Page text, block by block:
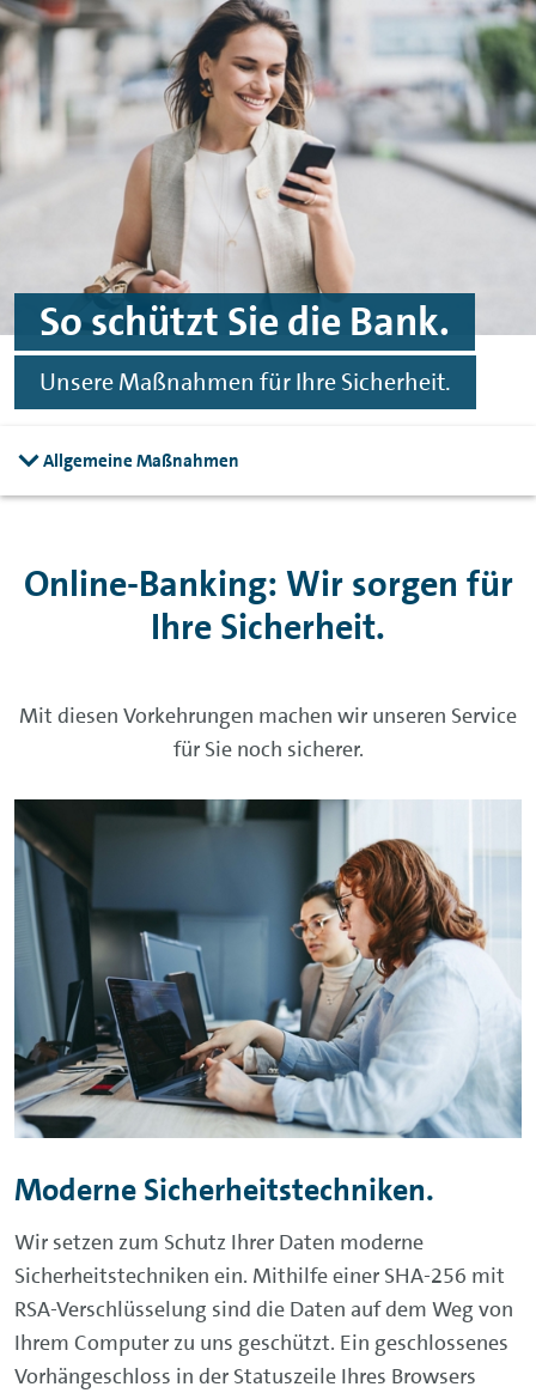
Spinge zu Hauptinhalten
Springe zu Footer
So schützt Sie die Bank.
Unsere Maßnahmen für Ihre Sicherheit.
Allgemeine Maßnahmen
Online-Banking: Wir sorgen für
Ihre Sicherheit.
Mit diesen Vorkehrungen machen wir unseren Service
für Sie noch sicherer.
Moderne Sicherheitstechniken.
Wir setzen zum Schutz Ihrer Daten moderne
Sicherheitstechniken ein. Mithilfe einer SHA-256 mit
RSA-Verschlüsselung sind die Daten auf dem Weg von
Ihrem Computer zu uns geschützt. Ein geschlossenes
Vorhängeschloss in der Statuszeile Ihres Browsers